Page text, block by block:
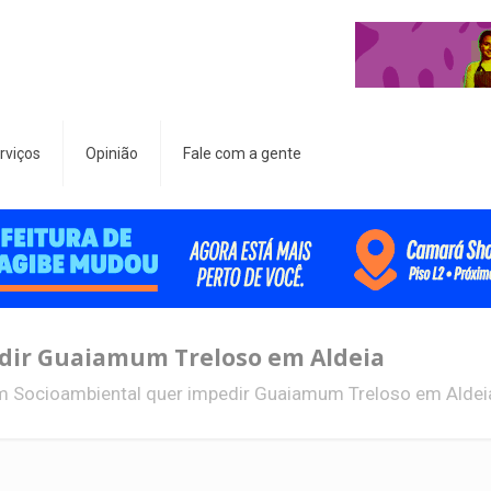
Opinião Fale com a gente
Guaiamum Treloso em Aldeia
Socioambiental quer impedir Guaiamum Treloso em